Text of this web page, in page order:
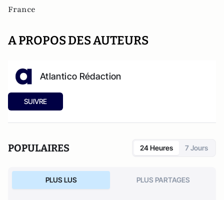
France
A PROPOS DES AUTEURS
Atlantico Rédaction
SUIVRE
POPULAIRES 24 Heures 7 Jours
PLUS LUS PLUS PARTAGES